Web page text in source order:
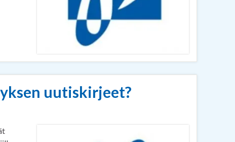
uutiskirjeet?